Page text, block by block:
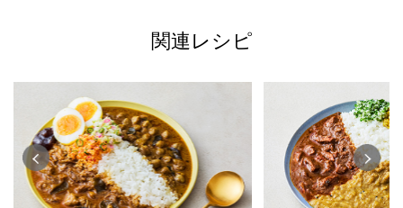
関連レシピ